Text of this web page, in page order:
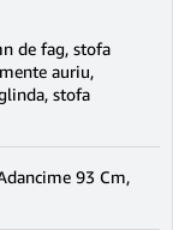
de fag, stofa
auriu,
stofa
93 Cm,